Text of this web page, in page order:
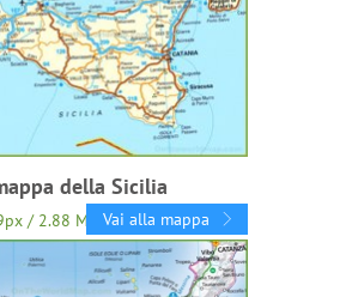
della Sicilia
/ 2.88 Mb Vai alla mappa